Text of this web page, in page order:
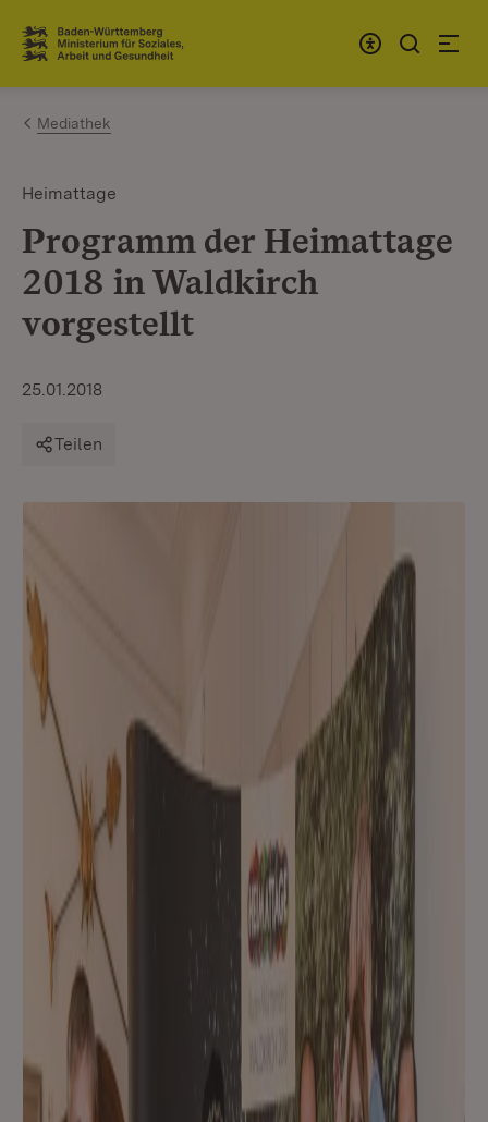
Zum Inhalt springen
Link zur Startseite
Mediathek
Heimattage
Programm der Heimattage
2018 in Waldkirch
vorgestellt
25.01.2018
Teilen